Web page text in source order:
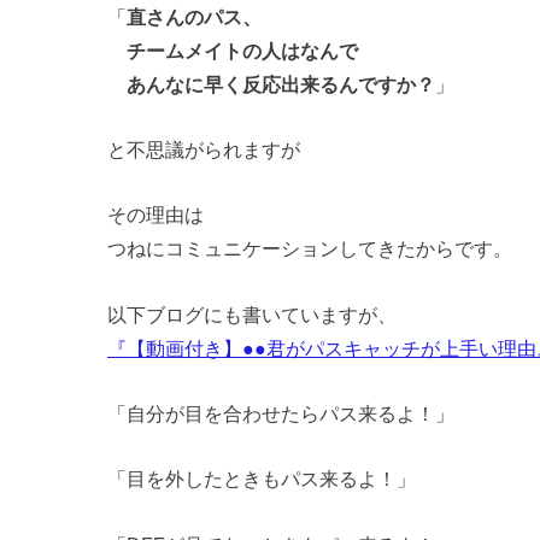
「直さんのパス、
チームメイトの人はなんで
あんなに早く反応出来るんですか？ 」
と不思議がられますが
その理由は
つねにコミュニケーションしてきたからです。
以下ブログにも書いていますが、
『【動画付き】●●君がパスキャッチが上手い理
「自分が目を合わせたらパス来るよ！」
「目を外したときもパス来るよ！」